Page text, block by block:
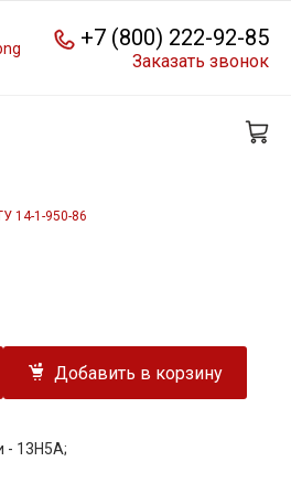
+7 (800) 222-92-85
Заказать звонок
14-1-950-86
Добавить в корзину
- 13Н5А;